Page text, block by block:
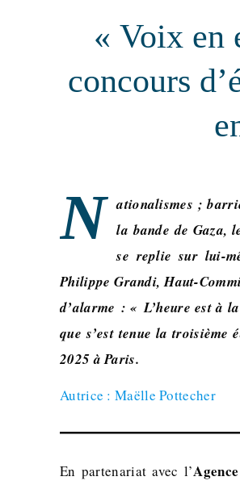
« Voix en
concours
N ationalismes ;
la bande de Gaza,
se replie sur lui-
Philippe Grandi, Haut-
d’alarme : « L’heure est à
que s’est tenue la
2025 à Paris.
Autrice : Maëlle Pottecher
En partenariat avec l’